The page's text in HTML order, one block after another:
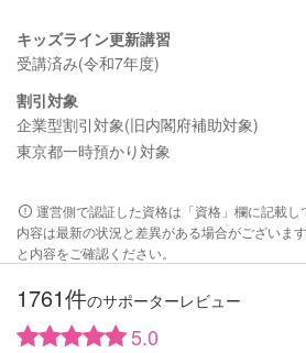
キッズライン更新講習
受講済み(令和7年度)
割引対象
企業型割引対象(旧内閣府補助対象)
東京都一時預かり対象
運営側で認証した資格は「資格」欄に記載し
内容は最新の状況と差異がある場合がございま
と内容をご確認ください。
1761件のサポーターレビュー
5.0